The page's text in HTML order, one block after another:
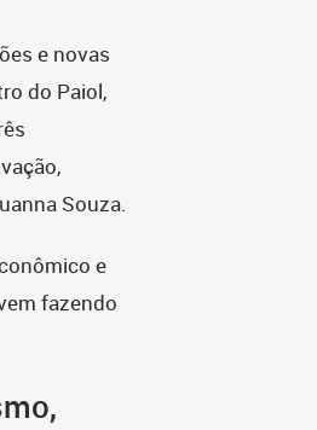
e novas
do Paiol,
Souza.
e
fazendo